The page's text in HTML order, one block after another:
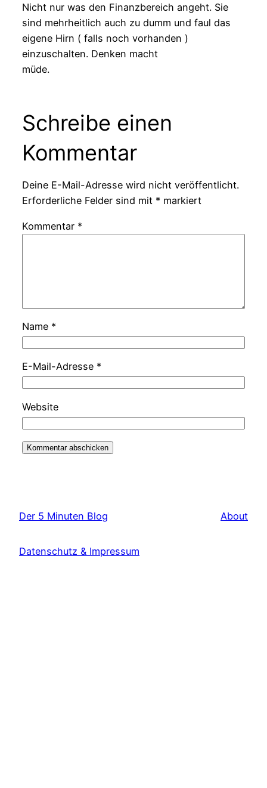
Nicht nur was den Finanzbereich angeht. Sie
sind mehrheitlich auch zu dumm und faul das
eigene Hirn ( falls noch vorhanden )
einzuschalten. Denken macht
müde.
Schreibe einen
Kommentar
Deine E-Mail-Adresse wird nicht veröffentlicht.
Erforderliche Felder sind mit * markiert
Kommentar *
Name *
E-Mail-Adresse *
Website
Der 5 Minuten Blog About
Datenschutz & Impressum